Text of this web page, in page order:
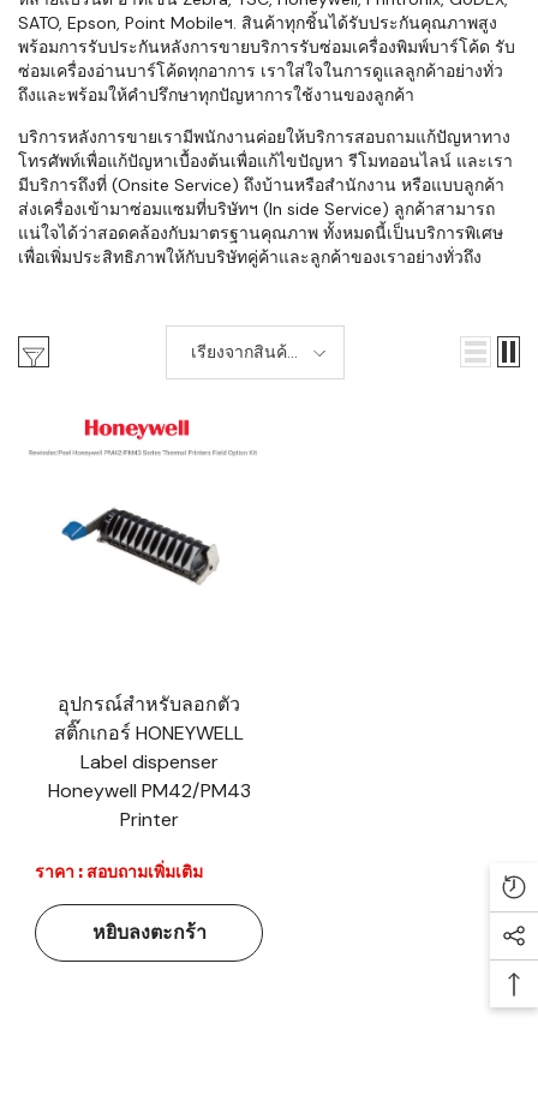
SATO, Epson, Point Mobileฯ. สินค้าทุกชิ้นได้รับประกันคุณภาพสูง
พร้อมการรับประกันหลังการขายบริการรับซ่อมเครื่องพิมพ์บาร์โค้ด รับ
ซ่อมเครื่องอ่านบาร์โค้ดทุกอาการ เราใส่ใจในการดูแลลูกค้าอย่างทั่ว
ถึงและพร้อมให้คำปรึกษาทุกปัญหาการใช้งานของลูกค้า
บริการหลังการขายเรามีพนักงานค่อยให้บริการสอบถามแก้ปัญหาทาง
โทรศัพท์เพื่อแก้ปัญหาเบื้องต้นเพื่อแก้ไขปัญหา รีโมทออนไลน์ และเรา
มีบริการถึงที่ (Onsite Service) ถึงบ้านหรือสำนักงาน หรือแบบลูกค้า
ส่งเครื่องเข้ามาซ่อมแซมที่บริษัทฯ (In side Service) ลูกค้าสามารถ
แน่ใจได้ว่าสอดคล้องกับมาตรฐานคุณภาพ ทั้งหมดนี้เป็นบริการพิเศษ
เพื่อเพิ่มประสิทธิภาพให้กับบริษัทคู่ค้าและลูกค้าของเราอย่างทั่วถึง
เรียงจากสินค้า
ใหม่-เก่า
อุปกรณ์สำหรับลอกตัว
สติ๊กเกอร์ HONEYWELL
Label dispenser
Honeywell PM42/PM43
Printer
ราคา : สอบถามเพิ่มเติม
หยิบลงตะกร้า